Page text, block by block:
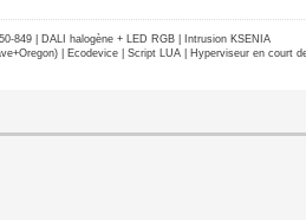
849 | DALI halogène + LED RGB | Intrusion KSENIA
| Ecodevice | Script LUA | Hyperviseur en court